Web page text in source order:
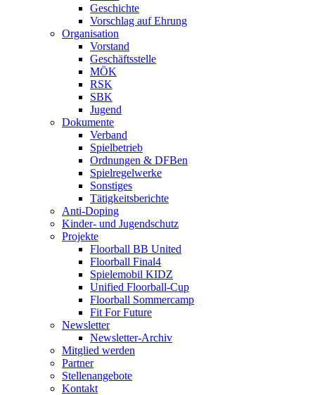
Geschichte
Vorschlag auf Ehrung
Organisation
Vorstand
Geschäftsstelle
MÖK
RSK
SBK
Jugend
Dokumente
Verband
Spielbetrieb
Ordnungen & DFBen
Spielregelwerke
Sonstiges
Tätigkeitsberichte
Anti-Doping
Kinder- und Jugendschutz
Projekte
Floorball BB United
Floorball Final4
Spielemobil KIDZ
Unified Floorball-Cup
Floorball Sommercamp
Fit For Future
Newsletter
Newsletter-Archiv
Mitglied werden
Partner
Stellenangebote
Kontakt